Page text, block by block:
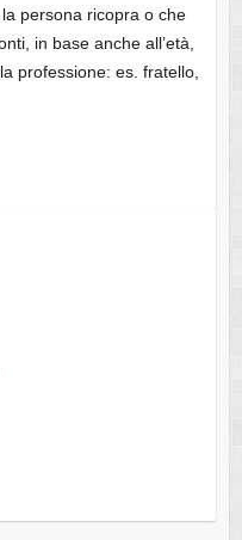
persona ricopra o che
in base anche all’età,
professione: es. fratello,